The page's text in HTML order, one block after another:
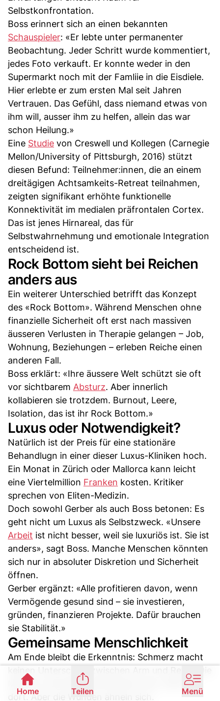
Selbstkonfrontation.
Boss erinnert sich an einen bekannten
Schauspieler: «Er lebte unter permanenter
Beobachtung. Jeder Schritt wurde kommentiert,
jedes Foto verkauft. Er konnte weder in den
Supermarkt noch mit der Famliie in die Eisdiele.
Hier erlebte er zum ersten Mal seit Jahren
Vertrauen. Das Gefühl, dass niemand etwas von
ihm will, ausser ihm zu helfen, allein das war
schon Heilung.»
Eine Studie von Creswell und Kollegen (Carnegie
Mellon/University of Pittsburgh, 2016) stützt
diesen Befund: Teilnehmer:innen, die an einem
dreitägigen Achtsamkeits-Retreat teilnahmen,
zeigten signifikant erhöhte funktionelle
Konnektivität im medialen präfrontalen Cortex.
Das ist jenes Hirnareal, das für
Selbstwahrnehmung und emotionale Integration
entscheidend ist.
Rock Bottom sieht bei Reichen
anders aus
Ein weiterer Unterschied betrifft das Konzept
des «Rock Bottom». Während Menschen ohne
finanzielle Sicherheit oft erst nach massiven
äusseren Verlusten in Therapie gelangen – Job,
Wohnung, Beziehungen – erleben Reiche einen
anderen Fall.
Boss erklärt: «Ihre äussere Welt schützt sie oft
vor sichtbarem Absturz. Aber innerlich
kollabieren sie trotzdem. Burnout, Leere,
Isolation, das ist ihr Rock Bottom.»
Luxus oder Notwendigkeit?
Natürlich ist der Preis für eine stationäre
Behandlugn in einer dieser Luxus-Kliniken hoch.
Ein Monat in Zürich oder Mallorca kann leicht
eine Viertelmillion Franken kosten. Kritiker
sprechen von Eliten-Medizin.
Doch sowohl Gerber als auch Boss betonen: Es
geht nicht um Luxus als Selbstzweck. «Unsere
Arbeit ist nicht besser, weil sie luxuriös ist. Sie ist
anders», sagt Boss. Manche Menschen könnten
sich nur in absoluter Diskretion und Sicherheit
öffnen.
Gerber ergänzt: «Alle profitieren davon, wenn
Vermögende gesund sind – sie investieren,
gründen, finanzieren Projekte. Dafür brauchen
sie Stabilität.»
Gemeinsame Menschlichkeit
Am Ende bleibt die Erkenntnis: Schmerz macht
keinen Unterschied zwischen Arm und Reich. Die
Masken wechseln, Workaholism hier, Alkohol
dort. Aber die Wunden ähneln sich.
Home Teilen Menü